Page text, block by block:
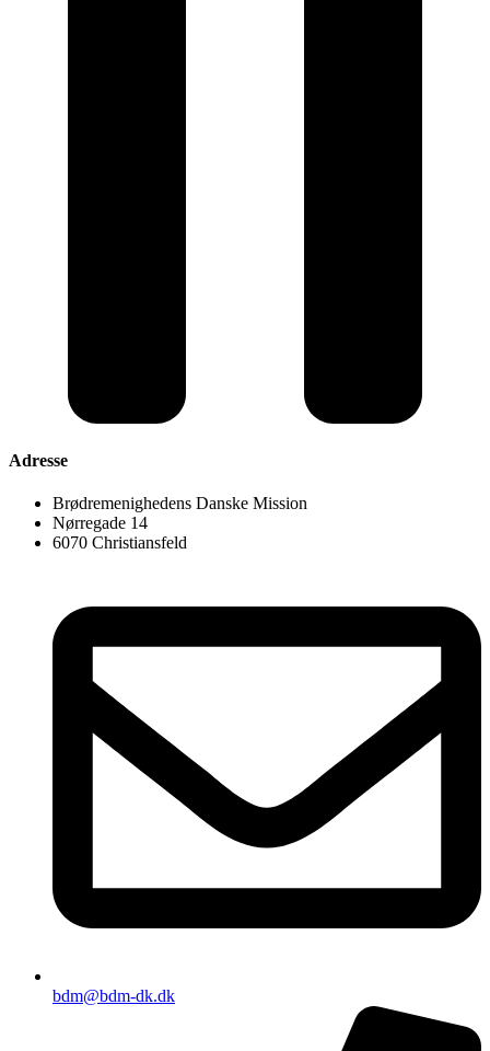
Adresse
Brødremenighedens Danske Mission
Nørregade 14
6070 Christiansfeld
bdm@bdm-dk.dk